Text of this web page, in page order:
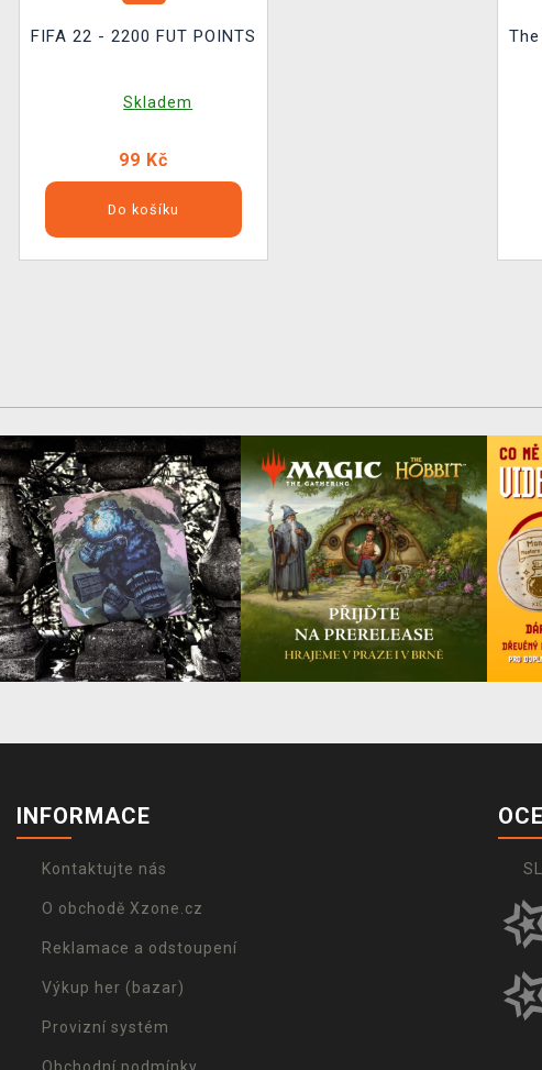
FIFA 22 - 2200 FUT POINTS
Skladem
99 Kč
Do košíku
INFORMACE
Kontaktujte nás
O obchodě Xzone.cz
Reklamace a odstoupení
Výkup her (bazar)
Provizní systém